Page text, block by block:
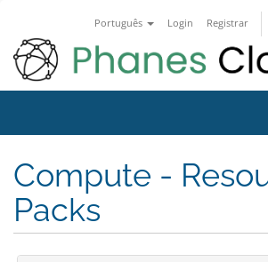
Português Login Registrar
Compute -
Packs